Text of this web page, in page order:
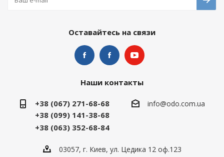
Оставайтесь на связи
Наши контакты
+38 (067) 271-68-68
+38 (099) 141-38-68
+38 (063) 352-68-84
info@odo.com.ua
03057, г. Киев, ул. Цедика 12 оф.123